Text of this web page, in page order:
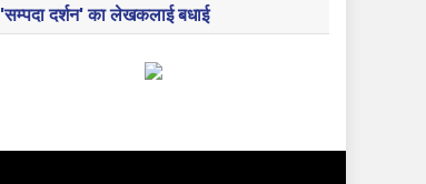
'सम्पदा दर्शन' का लेखकलाई बधाई